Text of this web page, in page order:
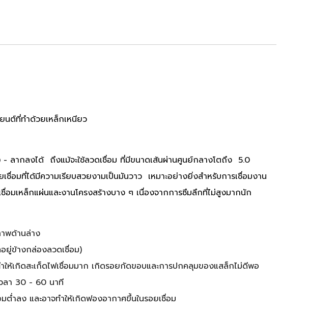
นต์ที่ทำด้วยเหล็กเหนียว
- ลากลงได้ ถึงแม้จะใช้ลวดเชื่อม ที่มีขนาดเส้นผ่านศูนย์กลางโตถึง 5.0
อมที่ได้มีความเรียบสวยงามเป็นมันวาว เหมาะอย่างยิ่งสำหรับการเชื่อมงาน
มเหล็กแผ่นและงานโครงสร้างบาง ๆ เนื่องจากการซึมลึกที่ไม่สูงมากนัก
พด้านล่าง
อยู่ข้างกล่องลวดเชื่อม)
ห้เกิดสะเก็ดไฟเชื่อมมาก เกิดรอยกัดขอบและการปกคลุมของแสล็กไม่ดีพอ
ลา 30 - 60 นาที
ต่ำลง และอาจทำให้เกิดฟองอากาศขึ้นในรอยเชื่อม